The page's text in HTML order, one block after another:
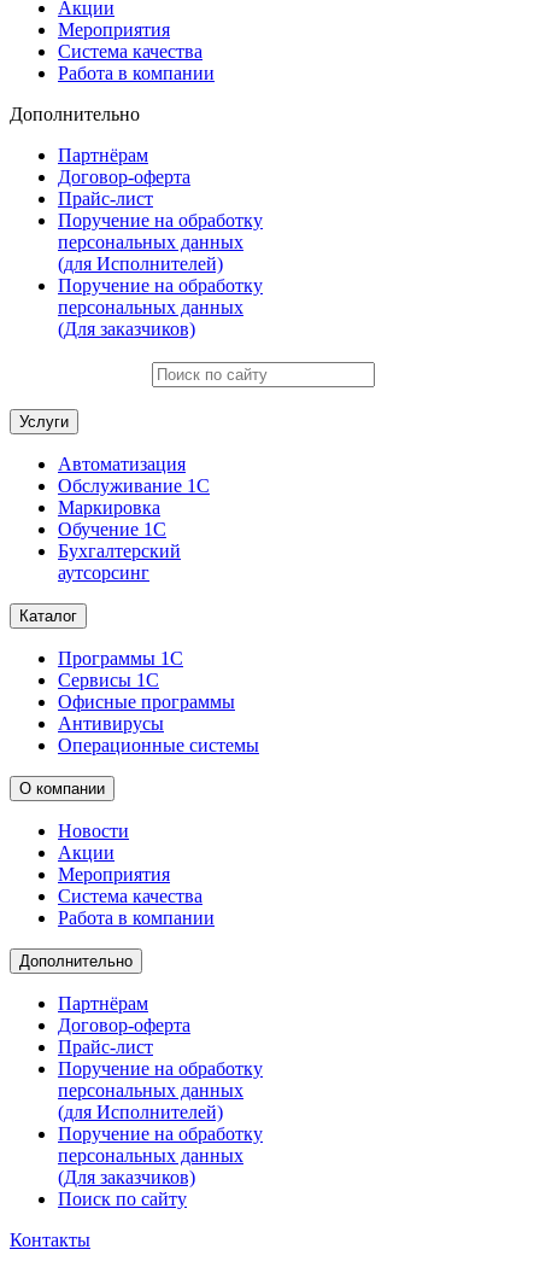
Акции
Мероприятия
Система качества
Работа в компании
Дополнительно
Партнёрам
Договор-оферта
Прайс-лист
Поручение на обработку
персональных данных
(для Исполнителей)
Поручение на обработку
персональных данных
(Для заказчиков)
Услуги
Автоматизация
Обслуживание 1С
Маркировка
Обучение 1С
Бухгалтерский
аутсорсинг
Каталог
Программы 1С
Сервисы 1С
Офисные программы
Антивирусы
Операционные системы
О компании
Новости
Акции
Мероприятия
Система качества
Работа в компании
Дополнительно
Партнёрам
Договор-оферта
Прайс-лист
Поручение на обработку
персональных данных
(для Исполнителей)
Поручение на обработку
персональных данных
(Для заказчиков)
Поиск по сайту
Контакты